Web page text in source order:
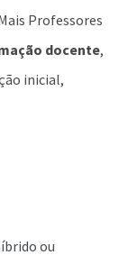
Professores
docente,
inicial,
ou